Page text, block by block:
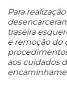
Para
traseira
e remoção do
aos cuidados